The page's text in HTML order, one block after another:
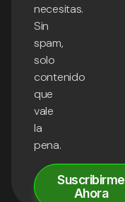
necesitas.
Sin
spam,
solo
contenido
que
vale
la
pena.
Suscribirme
Ahora